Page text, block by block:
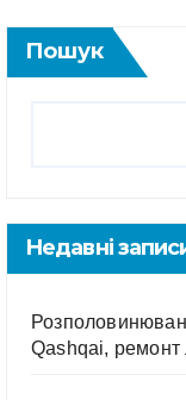
Пошук
Недавні
Qashqai,